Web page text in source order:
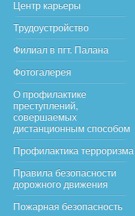
Центр карьеры
Трудоустройство
Филиал в пгт. Палана
Фотогалерея
О профилактике
преступлений,
совершаемых
дистанционным способом
Профилактика терроризма
Правила безопасности
дорожного движения
Пожарная безопасность